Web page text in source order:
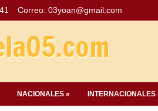
Correo: 03yoan@gmail.com
NACIONALES » INTERNACIONALES